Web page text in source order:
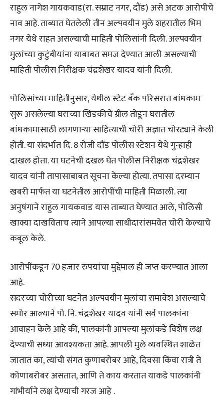
राहुल नागेश गायकवाड(रा. सम्राट नगर, दौंड) असे अटक आरोपीचे
नाव आहे. ताब्यात घेतलेली तीन अल्पवयीन मुले शहरातील भिम
नगर येथे राहत असल्याची माहिती पोलिसांनी दिली. अल्पवयीन
मुलांच्या कुटुंबीयांना याबाबत समज देण्यात आली असल्याची
माहिती पोलीस निरीक्षक चंद्रशेखर यादव यांनी दिली.
पोलिसांच्या माहितीनुसार, येथील स्टेट बँक परिसरात बांधकाम
सुरू असलेल्या घराच्या खिडकीचे ग्रील तोडून घरातील
बांधकामासाठी लागणाऱ्या साहित्याची चोरी अज्ञात चोरट्याने केली
होती. या संदर्भात दि. 8 रोजी दौंड पोलीस स्टेशन येथे गुन्हाही
दाखल होता. या घटनेची दखल घेत पोलीस निरीक्षक चंद्रशेखर
यादव यांनी तापासाबाबत सूचना केल्या होत्या. तपासा दरम्यान
खबरी मार्फत या घटनेतील आरोपींची माहिती मिळाली. त्या
अनुषंगाने राहुल गायकवाड यास ताब्यात घेण्यात आले, पोलिसी
खाक्या दाखविताच त्याने आपल्या साथीदारांसमवेत चोरी केल्याचे
कबूल केले.
आरोपींकडून 70 हजार रुपयांचा मुद्देमाल ही जप्त करण्यात आला
आहे.
सदरच्या चोरीच्या घटनेत अल्पवयीन मुलांचा समावेश असल्याचे
समोर आल्याने पो. नि. चंद्रशेखर यादव यांनी सर्व पालकांना
आवाहन केले आहे की, पालकांनी आपल्या मुलांकडे विशेष लक्ष
देण्याची सध्या आवश्यकता आहे. आपली मुले व्यवस्थित शाळेत
जातात का, त्यांची संगत कुणाबरोबर आहे, दिवसा किंवा रात्री ते
कोणाबरोबर असतात, आणि ते काय करतात याकडे पालकांनी
गांभीर्याने लक्ष देण्याची गरज आहे .